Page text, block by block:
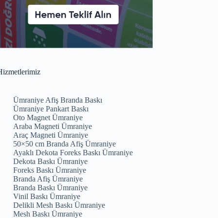
Ümraniye Afiş Branda Baskı
Ümraniye Pankart Baskı
Oto Magnet Ümraniye
Araba Magneti Ümraniye
Araç Magneti Ümraniye
50×50 cm Branda Afiş Ümraniye
Ayaklı Dekota Foreks Baskı Ümraniye
Dekota Baskı Ümraniye
Foreks Baskı Ümraniye
Branda Afiş Ümraniye
Branda Baskı Ümraniye
Vinil Baskı Ümraniye
Delikli Mesh Baskı Ümraniye
Mesh Baskı Ümraniye